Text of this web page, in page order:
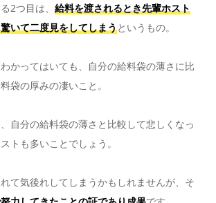
2つ目は、 給料を渡されるとき先輩ホスト
いて二度見をしてしまう というもの。
かってはいても、自分の給料袋の薄さに比
袋の厚みの凄いこと。
自分の給料袋の薄さと比較して悲しくなっ
トも多いことでしょう。
て気後れしてしまうかもしれませんが、そ